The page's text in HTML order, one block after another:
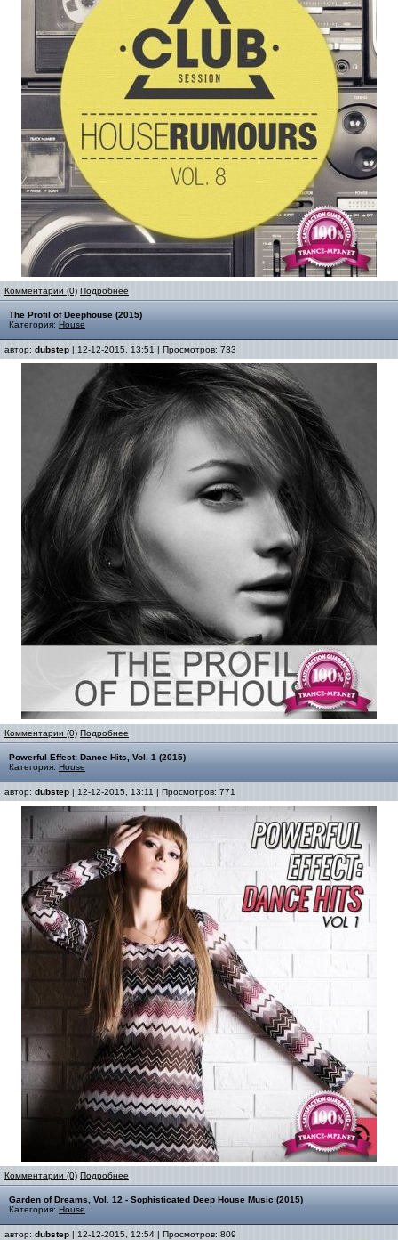
Комментарии (0) Подробнее
The Profil of Deephouse (2015)
Категория: House
автор: dubstep | 12-12-2015, 13:51 | Просмотров: 733
Комментарии (0) Подробнее
Powerful Effect: Dance Hits, Vol. 1 (2015)
Категория: House
автор: dubstep | 12-12-2015, 13:11 | Просмотров: 771
Комментарии (0) Подробнее
Garden of Dreams, Vol. 12 - Sophisticated Deep House Music (2015)
Категория: House
автор: dubstep | 12-12-2015, 12:54 | Просмотров: 809